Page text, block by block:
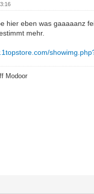
hier eben was gaaaaanz
mehr.
Modoor